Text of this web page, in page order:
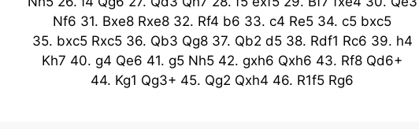
Nf6 31. Bxe8 Rxe8 32. Rf4 b6 33. c4 Re5 34. c5 bxc5
35. bxc5 Rxc5 36. Qb3 Qg8 37. Qb2 d5 38. Rdf1 Rc6 39. h4
Kh7 40. g4 Qe6 41. g5 Nh5 42. gxh6 Qxh6 43. Rf8 Qd6+
44. Kg1 Qg3+ 45. Qg2 Qxh4 46. R1f5 Rg6